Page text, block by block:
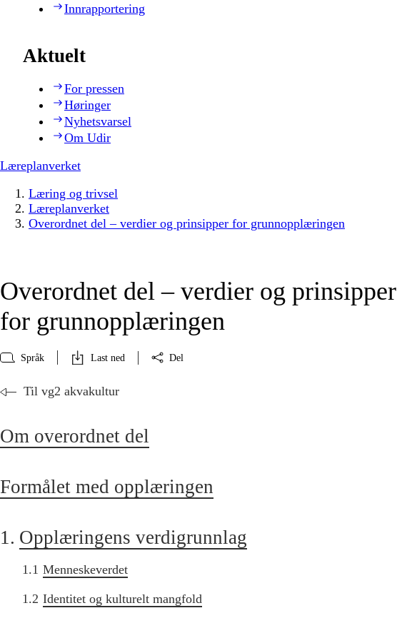
Innrapportering
Aktuelt
For pressen
Høringer
Nyhetsvarsel
Om Udir
Læreplanverket
Læring og trivsel
Læreplanverket
Overordnet del – verdier og prinsipper for grunnopplæringen
Overordnet del – verdier og prinsipper
for grunnopplæringen
Språk Last ned Del
Til vg2 akvakultur
Om overordnet del
Formålet med opplæringen
1. Opplæringens verdigrunnlag
1.1 Menneskeverdet
1.2 Identitet og kulturelt mangfold